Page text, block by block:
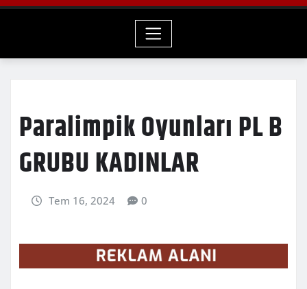
Paralimpik Oyunları PL B
GRUBU KADINLAR
Tem 16, 2024 0